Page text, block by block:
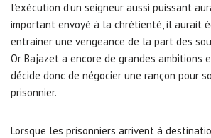
l’exécution d’un seigneur aussi puissant
important envoyé à la chrétienté, il aurait
entrainer une vengeance de la part des
Or Bajazet a encore de grandes ambitions
décide donc de négocier une rançon pour
prisonnier.
Lorsque les prisonniers arrivent à